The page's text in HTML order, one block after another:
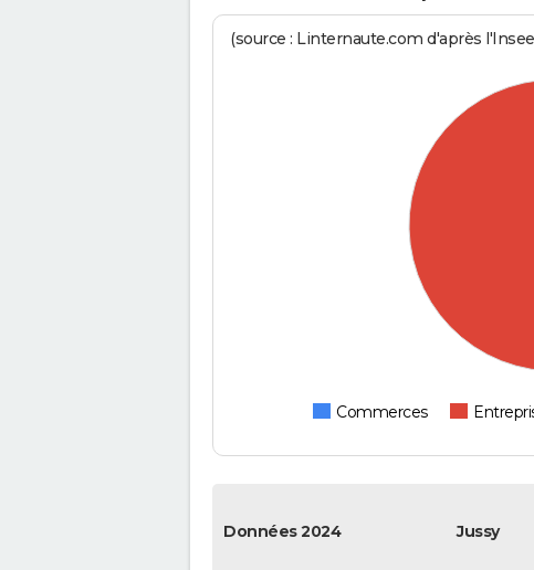
(source : Linternaute.com d'après
Commerces
Données 2024 Jussy